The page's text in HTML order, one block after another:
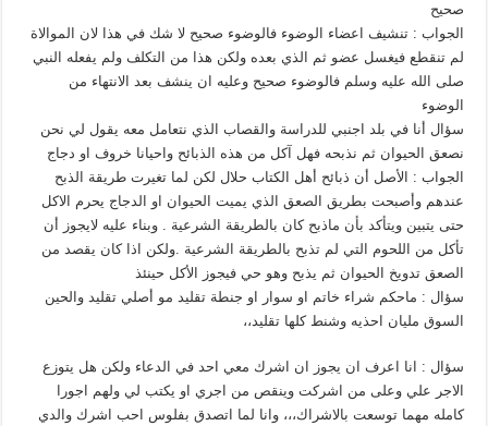
صحيح
الجواب : تنشيف اعضاء الوضوء فالوضوء صحيح لا شك في هذا لان الموالاة
لم تنقطع فيغسل عضو ثم الذي بعده ولكن هذا من التكلف ولم يفعله النبي
صلى الله عليه وسلم فالوضوء صحيح وعليه ان ينشف بعد الانتهاء من
الوضوء
سؤال أنا في بلد اجنبي للدراسة والقصاب الذي نتعامل معه يقول لي نحن
نصعق الحيوان ثم نذبحه فهل آكل من هذه الذبائح واحيانا خروف او دجاج
الجواب : الأصل أن ذبائح أهل الكتاب حلال لكن لما تغيرت طريقة الذبح
عندهم وأصبحت بطريق الصعق الذي يميت الحيوان او الدجاج يحرم الاكل
حتى يتبين ويتأكد بأن ماذبح كان بالطريقة الشرعية . وبناء عليه لايجوز أن
تأكل من اللحوم التي لم تذبح بالطريقة الشرعية .ولكن اذا كان يقصد من
الصعق تدويخ الحيوان ثم يذبح وهو حي فيجوز الأكل حينئذ
سؤال : ماحكم شراء خاتم او سوار او جنطة تقليد مو أصلي تقليد والحين
السوق مليان احذيه وشنط كلها تقليد،،
سؤال : انا اعرف ان يجوز ان اشرك معي احد في الدعاء ولكن هل يتوزع
الاجر علي وعلى من اشركت وينقص من اجري او يكتب لي ولهم اجورا
كامله مهما توسعت بالاشراك،،، وانا لما اتصدق بفلوس احب اشرك والدي